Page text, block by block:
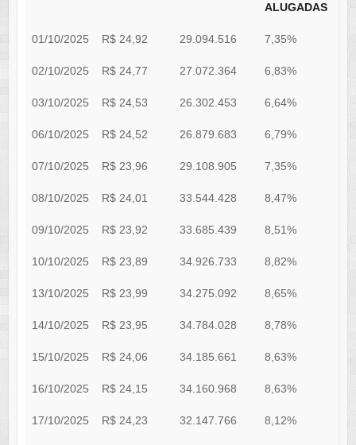
ALUGADAS
01/10/2025 R$ 24,92 29.094.516 7,35%
02/10/2025 R$ 24,77 27.072.364 6,83%
03/10/2025 R$ 24,53 26.302.453 6,64%
06/10/2025 R$ 24,52 26.879.683 6,79%
07/10/2025 R$ 23,96 29.108.905 7,35%
08/10/2025 R$ 24,01 33.544.428 8,47%
09/10/2025 R$ 23,92 33.685.439 8,51%
10/10/2025 R$ 23,89 34.926.733 8,82%
13/10/2025 R$ 23,99 34.275.092 8,65%
14/10/2025 R$ 23,95 34.784.028 8,78%
15/10/2025 R$ 24,06 34.185.661 8,63%
16/10/2025 R$ 24,15 34.160.968 8,63%
17/10/2025 R$ 24,23 32.147.766 8,12%